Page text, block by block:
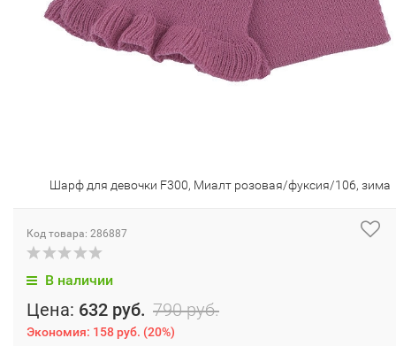
Шарф для девочки F300, Миалт розовая/фуксия/106, зима
Код товара: 286887
В наличии
Цена: 632 руб. 790 руб.
Экономия: 158 руб. (20%)